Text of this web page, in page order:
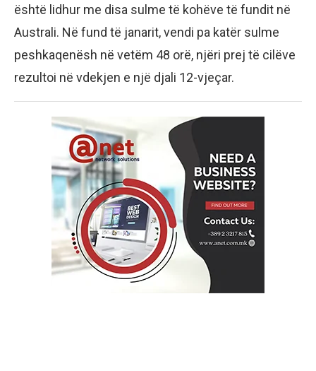
është lidhur me disa sulme të kohëve të fundit në
Australi. Në fund të janarit, vendi pa katër sulme
peshkaqenësh në vetëm 48 orë, njëri prej të cilëve
rezultoi në vdekjen e një djali 12-vjeçar.